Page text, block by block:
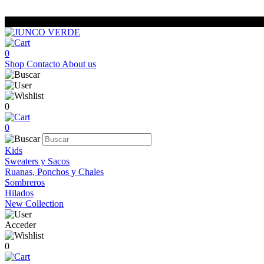
0
Shop Contacto About us
0
0
Kids
Sweaters y Sacos
Ruanas, Ponchos y Chales
Sombreros
Hilados
New Collection
Acceder
0